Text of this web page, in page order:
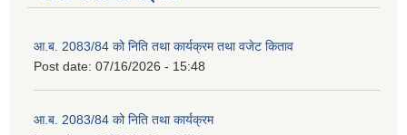
आ.ब. 2083/84 को निति तथा कार्यक्रम तथा वजेट किताव
Post date: 07/16/2026 - 15:48
आ.ब. 2083/84 को निति तथा कार्यक्रम